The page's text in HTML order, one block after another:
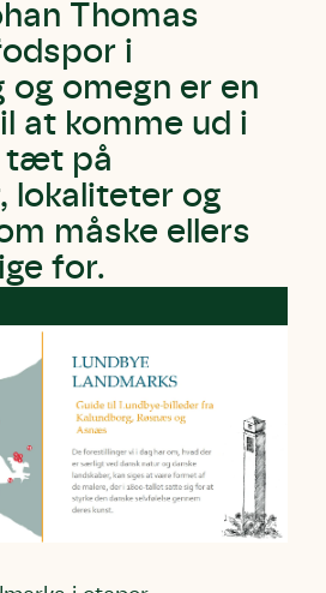
Thomas
i
og omegn er en
at komme ud i
tæt på
lokaliteter og
måske ellers
for.
(hjørring)
til Kolding